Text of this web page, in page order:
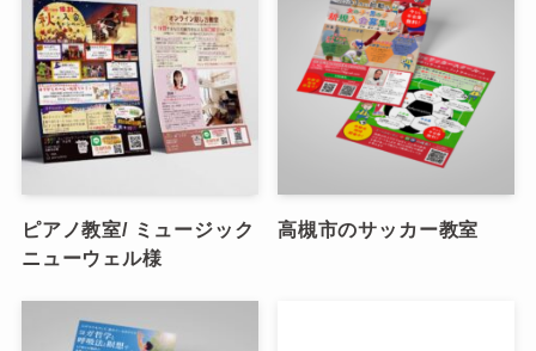
ピアノ教室/ ミュージック
ニューウェル様
高槻市のサッカー教室